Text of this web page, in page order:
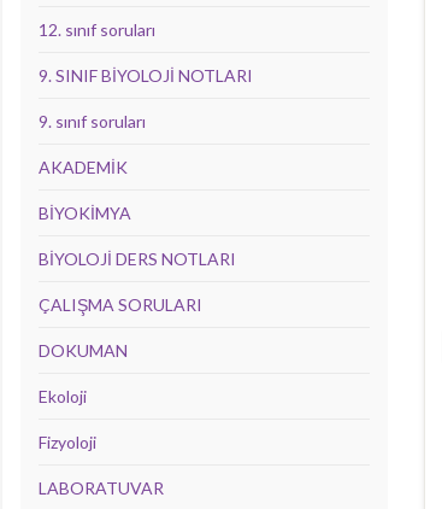
12. sınıf soruları
9. SINIF BİYOLOJİ NOTLARI
9. sınıf soruları
AKADEMİK
BİYOKİMYA
BİYOLOJİ DERS NOTLARI
ÇALIŞMA SORULARI
DOKUMAN
Ekoloji
Fizyoloji
LABORATUVAR